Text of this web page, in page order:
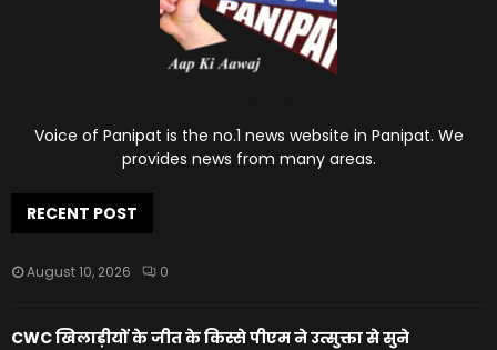
Voice of Panipat is the no.1 news website in Panipat. We
provides news from many areas.
RECENT POST
August 10, 2026 0
CWC खिलाड़ीयों के जीत के किस्से पीएम ने उत्सुक्ता से सुने